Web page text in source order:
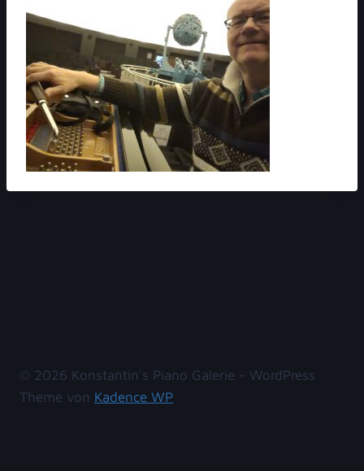
© 2026 Konstantin`s Piano Galerie - WordPress
Theme von Kadence WP